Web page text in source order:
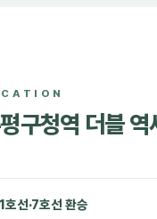
구청역 더블
1호선·7호선 환승